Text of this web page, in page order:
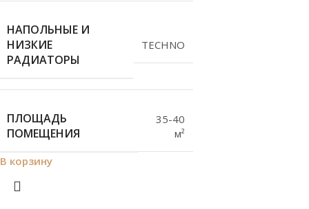
НАПОЛЬНЫЕ И
НИЗКИЕ
РАДИАТОРЫ
TECHNO
ПЛОЩАДЬ
ПОМЕЩЕНИЯ
35-40
м²
В корзину